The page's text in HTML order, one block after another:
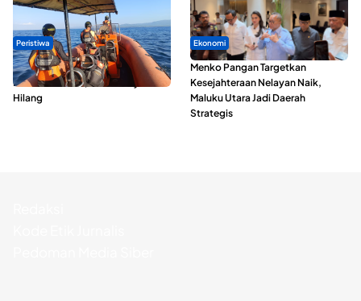
Peristiwa
Dua Longboat Bertabrakan di
Perairan Taliabu, Satu Nelayan
Hilang
Ekonomi
Menko Pangan Targetkan
Kesejahteraan Nelayan Naik,
Maluku Utara Jadi Daerah
Strategis